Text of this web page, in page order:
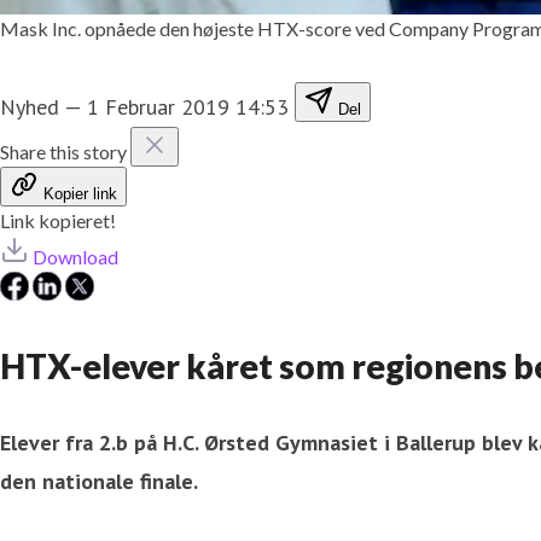
Mask Inc. opnåede den højeste HTX-score ved Company
Nyhed — 1 Februar 2019 14:53 Del
Share this story
Kopier link
Link kopieret!
Download
HTX-elever kåret som
Elever fra 2.b på H.C. Ørsted Gymnasiet i Ballerup
den nationale finale.